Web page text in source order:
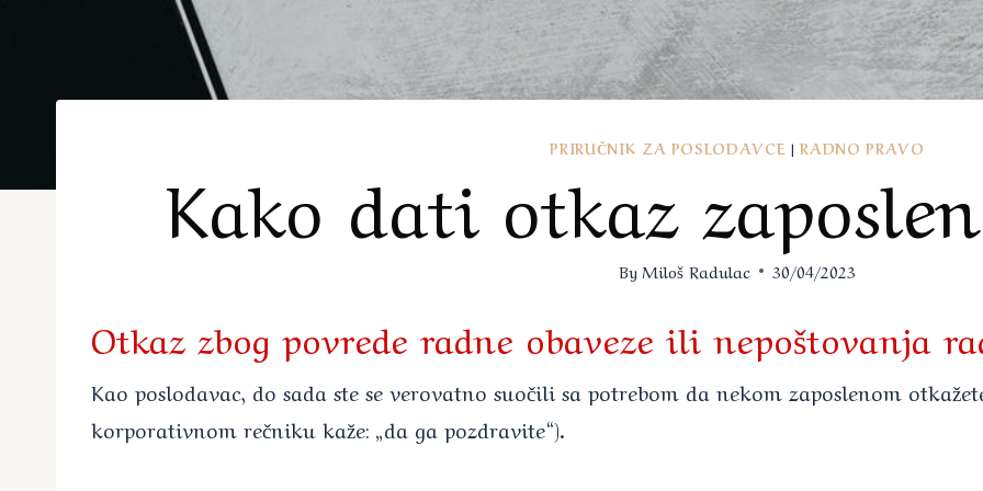
PRIRUČNIK ZA POSLODAVCE |RADNO PRAVO
Kako dati otkaz
By Miloš Radulac 30/04/2023
Otkaz zbog povrede radne obaveze ili nepoštovanja
Kao poslodavac, do sada ste se verovatno suočili sa potrebom da nekom zaposlenom
korporativnom rečniku kaže: „da ga pozdravite“).